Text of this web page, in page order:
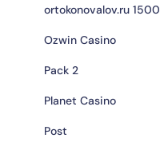
ortokonovalov.ru 1500
Ozwin Casino
Pack 2
Planet Casino
Post